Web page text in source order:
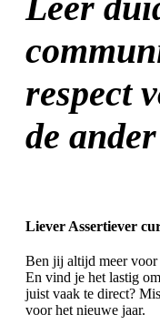
respect
de ander
Liever Assertiever
Ben jij altijd meer voor
En vind je het lastig
juist vaak te direct?
voor het nieuwe jaar.